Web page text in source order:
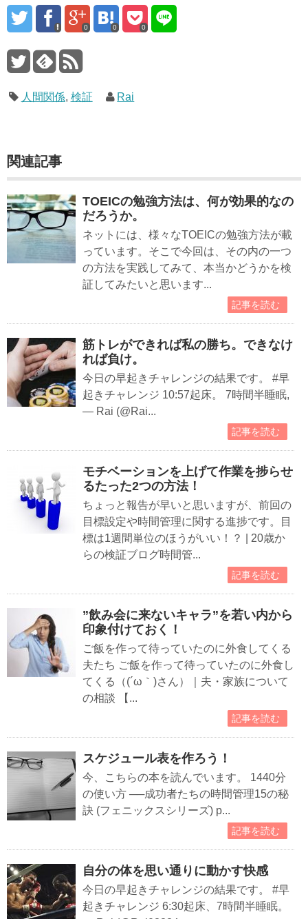
0 0 0
人間関係, 検証 Rai
関連記事
TOEICの勉強方法は、何が効果的なの
だろうか。
ネットには、様々なTOEICの勉強方法が載
っています。そこで今回は、その内の一つ
の方法を実践してみて、本当かどうかを検
証してみたいと思います...
記事を読む
筋トレができれば私の勝ち。できなけ
れば負け。
今日の早起きチャレンジの結果です。 #早
起きチャレンジ 10:57起床。 7時間半睡眠,
— Rai (@Rai...
記事を読む
モチベーションを上げて作業を捗らせ
るたった2つの方法！
ちょっと報告が早いと思いますが、前回の
目標設定や時間管理に関する進捗です。目
標は1週間単位のほうがいい！？ | 20歳か
らの検証ブログ時間管...
記事を読む
”飲み会に来ないキャラ”を若い内から
印象付けておく！
ご飯を作って待っていたのに外食してくる
夫たち ご飯を作って待っていたのに外食し
てくる（(´ω｀)さん）｜夫・家族について
の相談 【...
記事を読む
スケジュール表を作ろう！
今、こちらの本を読んでいます。 1440分
の使い方 ──成功者たちの時間管理15の秘
訣 (フェニックスシリーズ) p...
記事を読む
自分の体を思い通りに動かす快感
今日の早起きチャレンジの結果です。 #早
起きチャレンジ 6:30起床、7時間半睡眠。